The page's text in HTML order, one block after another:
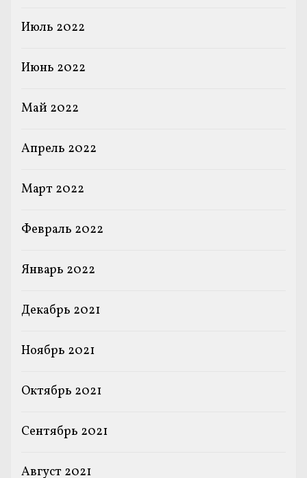
Июль 2022
Июнь 2022
Май 2022
Апрель 2022
Март 2022
Февраль 2022
Январь 2022
Декабрь 2021
Ноябрь 2021
Октябрь 2021
Сентябрь 2021
Август 2021